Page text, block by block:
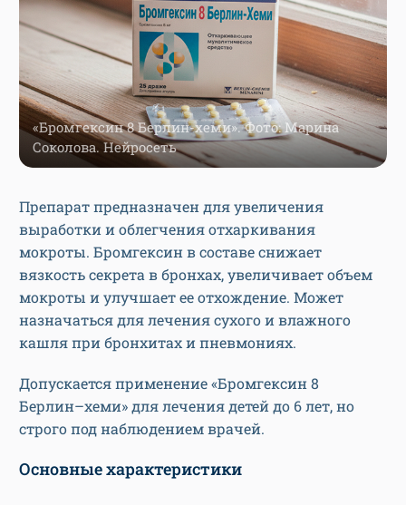
«Бромгексин 8 Берлин-хеми». Фото: Марина
Соколова. Нейросеть
Препарат предназначен для увеличения
выработки и облегчения отхаркивания
мокроты. Бромгексин в составе снижает
вязкость секрета в бронхах, увеличивает объем
мокроты и улучшает ее отхождение. Может
назначаться для лечения сухого и влажного
кашля при бронхитах и пневмониях.
Допускается применение «Бромгексин 8
Берлин–хеми» для лечения детей до 6 лет, но
строго под наблюдением врачей.
Основные характеристики